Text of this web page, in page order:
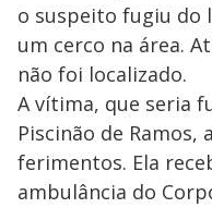
o suspeito fugiu do
um cerco na área.
não foi localizado.
A vítima, que seria
Piscinão de Ramos,
ferimentos. Ela
ambulância do